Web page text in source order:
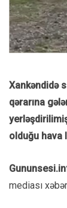
Xankəndidə
qərarına
olduğu hava
mediası